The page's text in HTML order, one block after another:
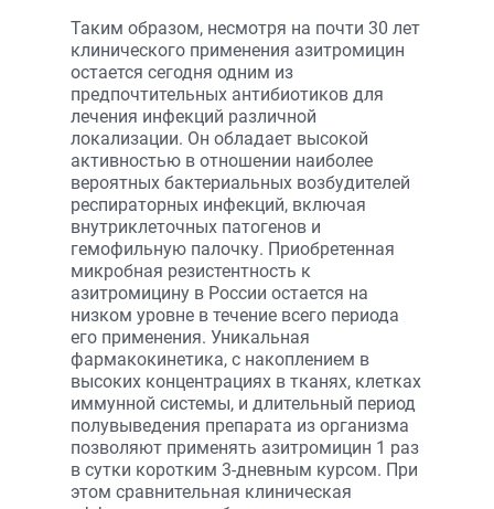
Таким образом, несмотря на почти 30 лет
клинического применения азитромицин
остается сегодня одним из
предпочтительных антибиотиков для
лечения инфекций различной
локализации. Он обладает высокой
активностью в отношении наиболее
вероятных бактериальных возбудителей
респираторных инфекций, включая
внутриклеточных патогенов и
гемофильную палочку. Приобретенная
микробная резистентность к
азитромицину в России остается на
низком уровне в течение всего периода
его применения. Уникальная
фармакокинетика, с накоплением в
высоких концентрациях в тканях, клетках
иммунной системы, и длительный период
полувыведения препарата из организма
позволяют применять азитромицин 1 раз
в сутки коротким 3-дневным курсом. При
этом сравнительная клиническая